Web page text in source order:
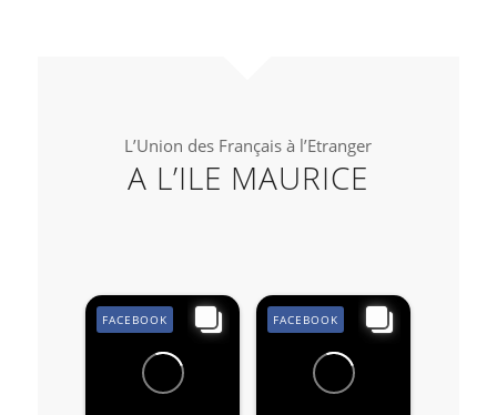
L’Union des Français à l’Etranger
A L’ILE MAURICE
FACEBOOK FACEBOOK